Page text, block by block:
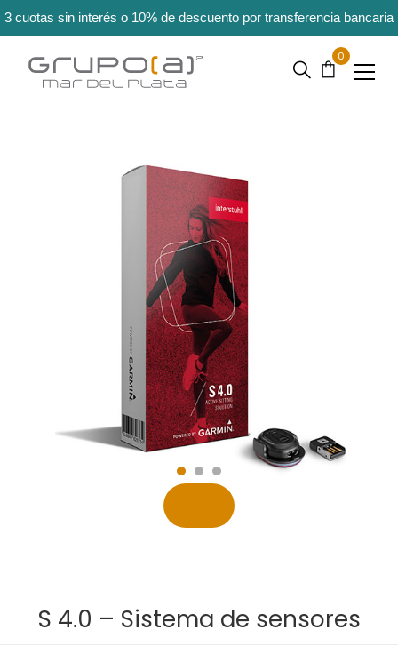
3 cuotas sin interés o 10% de descuento por transferencia bancaria
0
S 4.0 – Sistema de sensores